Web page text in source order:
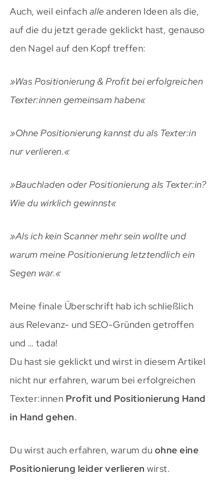
Auch, weil einfach alle anderen Ideen als die,
auf die du jetzt gerade geklickt hast, genauso
den Nagel auf den Kopf treffen:
»Was Positionierung & Profit bei erfolgreichen
Texter:innen gemeinsam haben«
»Ohne Positionierung kannst du als Texter:in
nur verlieren.«
»Bauchladen oder Positionierung als Texter:in?
Wie du wirklich gewinnst«
»Als ich kein Scanner mehr sein wollte und
warum meine Positionierung letztendlich ein
Segen war.«
Meine finale Überschrift hab ich schließlich
aus Relevanz- und SEO-Gründen getroffen
und … tada!
Du hast sie geklickt und wirst in diesem Artikel
nicht nur erfahren, warum bei erfolgreichen
Texter:innen Profit und Positionierung Hand
in Hand gehen.
Du wirst auch erfahren, warum du ohne eine
Positionierung leider verlieren wirst.